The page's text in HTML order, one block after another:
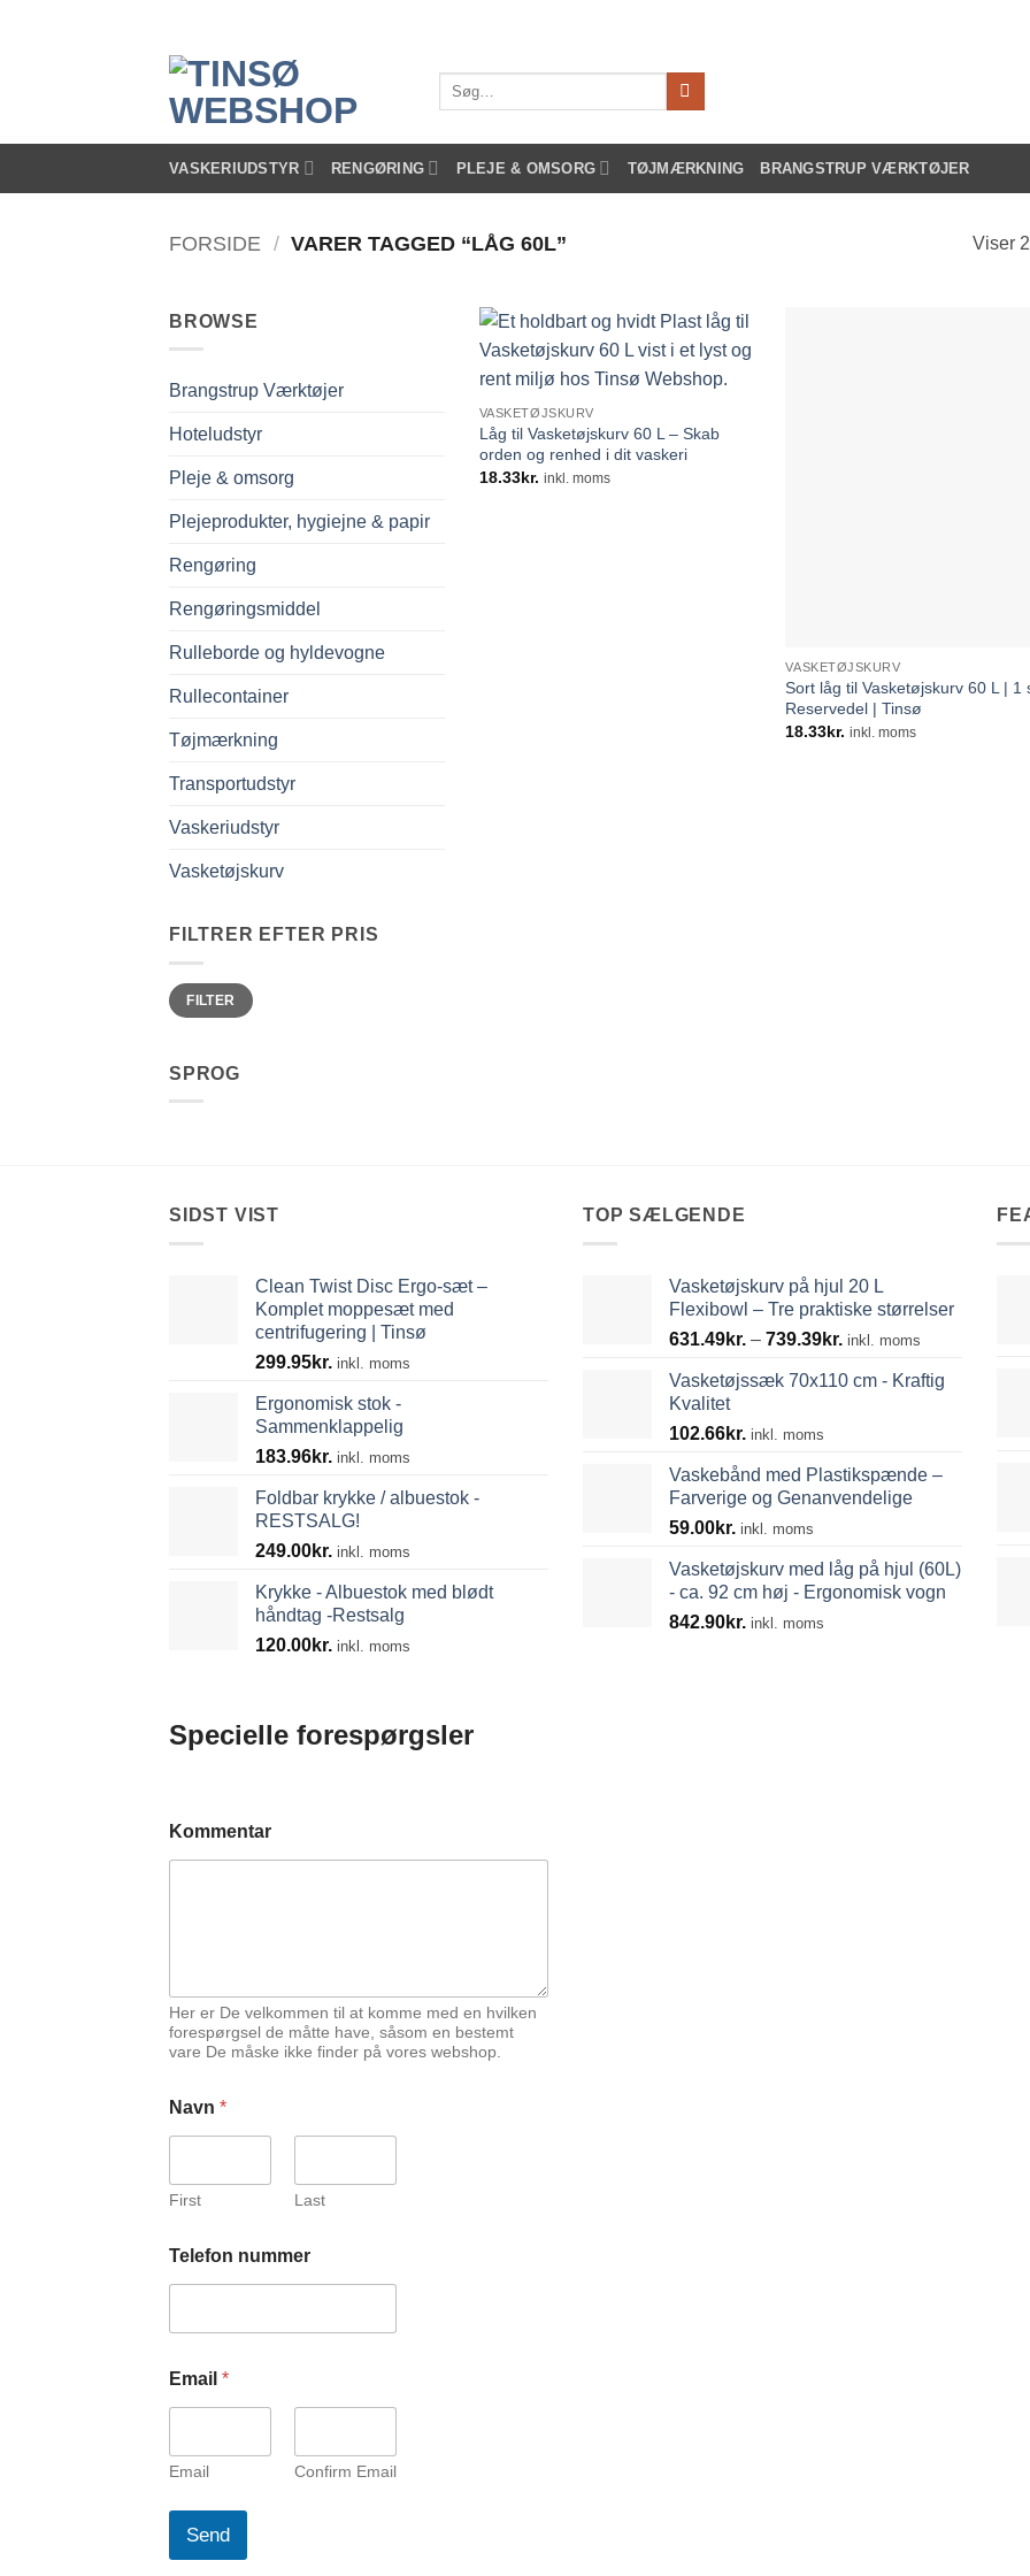
Søg
efter:
VASKERIUDSTYR RENGØRING PLEJE & OMSORG TØJMÆRKNING BRANGSTRUP VÆRKTØJER
FORSIDE / VARER TAGGED “LÅG 60L” Viser
BROWSE
Brangstrup Værktøjer
Hoteludstyr
Pleje & omsorg
Plejeprodukter, hygiejne & papir
Rengøring
Rengøringsmiddel
Rulleborde og hyldevogne
Rullecontainer
Tøjmærkning
Transportudstyr
Vaskeriudstyr
Vasketøjskurv
FILTRER EFTER PRIS
Mindste
pris
Højeste
prisFILTER
SPROG
VASKETØJSKURV
Låg til Vasketøjskurv 60 L – Skab
orden og renhed i dit vaskeri
18.33kr. inkl. moms
VASKETØJSKURV
Sort låg til Vasketøjskurv 60 L | 1
Reservedel | Tinsø
18.33kr. inkl. moms
SIDST VIST
Clean Twist Disc Ergo-sæt –
Komplet moppesæt med
centrifugering | Tinsø
299.95kr. inkl. moms
Ergonomisk stok -
Sammenklappelig
183.96kr. inkl. moms
Foldbar krykke / albuestok -
RESTSALG!
249.00kr. inkl. moms
Krykke - Albuestok med blødt
håndtag -Restsalg
120.00kr. inkl. moms
TOP SÆLGENDE
Vasketøjskurv på hjul 20 L
Flexibowl – Tre praktiske størrelser
631.49kr. – 739.39kr. Prisinterval:
til
inkl. moms
Vasketøjssæk 70x110 cm - Kraftig
Kvalitet
102.66kr. inkl. moms
Vaskebånd med Plastikspænde –
Farverige og Genanvendelige
59.00kr. inkl. moms
Vasketøjskurv med låg på hjul (60L)
- ca. 92 cm høj - Ergonomisk vogn
842.90kr. inkl. moms
Specielle forespørgsler
Kommentar
Her er De velkommen til at komme med en hvilken
forespørgsel de måtte have, såsom en bestemt
vare De måske ikke finder på vores webshop.
Navn *
First Last
a
v
m
m
e
E
m
Telefon nummer
Email *
Email Confirm Email
Send